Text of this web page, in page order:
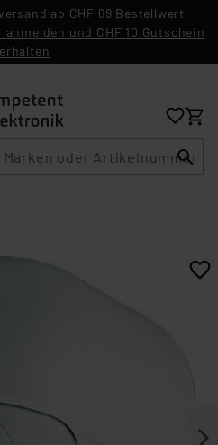
ab CHF 69 Bestellwert
und CHF 10 Gutschein
erhalten